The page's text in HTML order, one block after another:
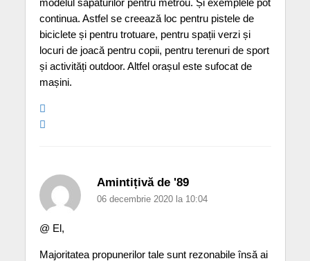
continua. Astfel se creează loc pentru pistele de
biciclete și pentru trotuare, pentru spații verzi și
locuri de joacă pentru copii, pentru terenuri de sport
și activități outdoor. Altfel orașul este sufocat de
mașini.
Amintițivă de '89
06 decembrie 2020 la 10:04
@ El,
Majoritatea propunerilor tale sunt rezonabile însă ai